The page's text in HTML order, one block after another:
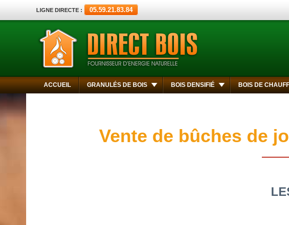
LIGNE DIRECTE : 05.59.21.83.84
ACCUEIL GRANULÉS DE BOIS BOIS DENSIFIÉ BOIS DE
Vente de bûches de